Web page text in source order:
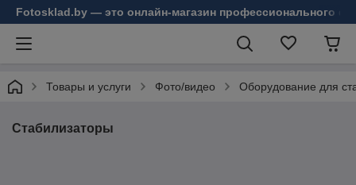
Fotosklad.by — это онлайн-магазин профессионального
Товары и услуги Фото/видео Оборудование для
Стабилизаторы